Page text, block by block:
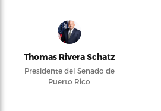
Thomas Rivera Schatz
Presidente del Senado de
Puerto Rico